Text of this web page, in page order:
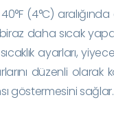
(4°C)
biraz daha sıcak
ayarları,
düzenli
göstermesini sağlar.